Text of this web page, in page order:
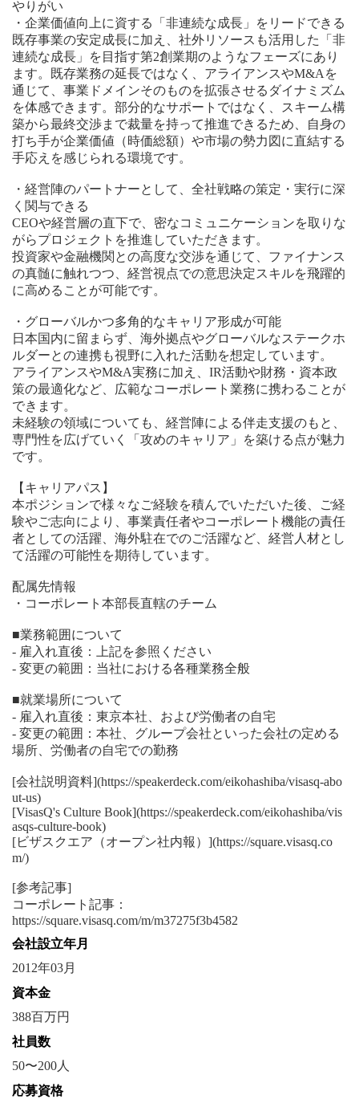
やりがい
・企業価値向上に資する「非連続な成長」をリードできる
既存事業の安定成長に加え、社外リソースも活用した「非
連続な成長」を目指す第2創業期のようなフェーズにあり
ます。既存業務の延長ではなく、アライアンスやM&Aを
通じて、事業ドメインそのものを拡張させるダイナミズム
を体感できます。部分的なサポートではなく、スキーム構
築から最終交渉まで裁量を持って推進できるため、自身の
打ち手が企業価値（時価総額）や市場の勢力図に直結する
手応えを感じられる環境です。
・経営陣のパートナーとして、全社戦略の策定・実行に深
く関与できる
CEOや経営層の直下で、密なコミュニケーションを取りな
がらプロジェクトを推進していただきます。
投資家や金融機関との高度な交渉を通じて、ファイナンス
の真髄に触れつつ、経営視点での意思決定スキルを飛躍的
に高めることが可能です。
・グローバルかつ多角的なキャリア形成が可能
日本国内に留まらず、海外拠点やグローバルなステークホ
ルダーとの連携も視野に入れた活動を想定しています。
アライアンスやM&A実務に加え、IR活動や財務・資本政
策の最適化など、広範なコーポレート業務に携わることが
できます。
未経験の領域についても、経営陣による伴走支援のもと、
専門性を広げていく「攻めのキャリア」を築ける点が魅力
です。
【キャリアパス】
本ポジションで様々なご経験を積んでいただいた後、ご経
験やご志向により、事業責任者やコーポレート機能の責任
者としての活躍、海外駐在でのご活躍など、経営人材とし
て活躍の可能性を期待しています。
配属先情報
・コーポレート本部長直轄のチーム
■業務範囲について
- 雇入れ直後：上記を参照ください
- 変更の範囲：当社における各種業務全般
■就業場所について
- 雇入れ直後：東京本社、および労働者の自宅
- 変更の範囲：本社、グループ会社といった会社の定める
場所、労働者の自宅での勤務
[会社説明資料](https://speakerdeck.com/eikohashiba/visasq-abo
ut-us)
[VisasQ's Culture Book](https://speakerdeck.com/eikohashiba/vis
asqs-culture-book)
[ビザスクエア（オープン社内報）](https://square.visasq.co
m/)
[参考記事]
コーポレート記事：
https://square.visasq.com/m/m37275f3b4582
会社設立年月
2012年03月
資本金
388百万円
社員数
50〜200人
応募資格